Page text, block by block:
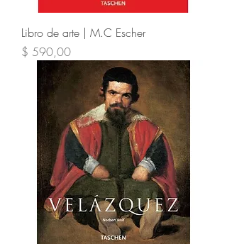
Libro de arte | M.C Escher
Precio
$ 590,00